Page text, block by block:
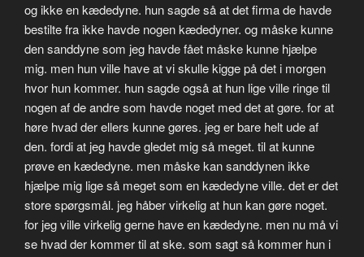
og ikke en kædedyne. hun sagde så at det firma de havde
bestilte fra ikke havde nogen kædedyner. og måske kunne
den sanddyne som jeg havde fået måske kunne hjælpe
mig. men hun ville have at vi skulle kigge på det i morgen
hvor hun kommer. hun sagde også at hun lige ville ringe til
nogen af de andre som havde noget med det at gøre. for at
høre hvad der ellers kunne gøres. jeg er bare helt ude af
den. fordi at jeg havde gledet mig så meget. til at kunne
prøve en kædedyne. men måske kan sanddynen ikke
hjælpe mig lige så meget som en kædedyne ville. det er det
store spørgsmål. jeg håber virkelig at hun kan gøre noget.
for jeg ville virkelig gerne have en kædedyne. men nu må vi
se hvad der kommer til at ske. som sagt så kommer hun i